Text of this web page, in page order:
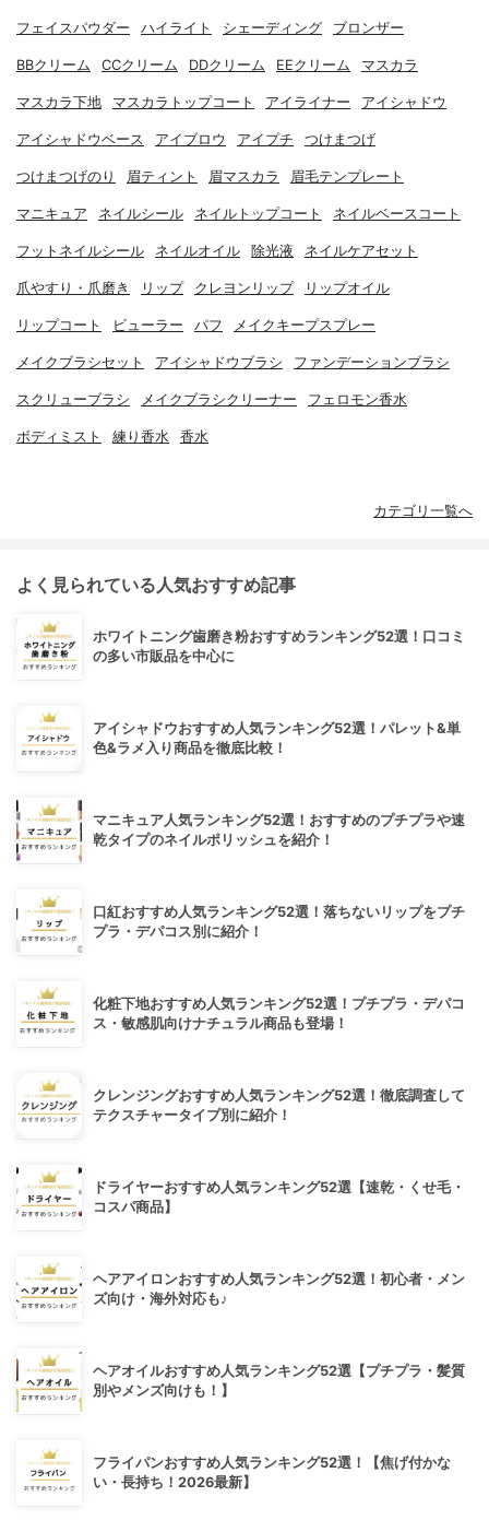
フェイスパウダー ハイライト シェーディング ブロンザー
BBクリーム CCクリーム DDクリーム EEクリーム マスカラ
マスカラ下地 マスカラトップコート アイライナー アイシャドウ
アイシャドウベース アイブロウ アイプチ つけまつげ
つけまつげのり 眉ティント 眉マスカラ 眉毛テンプレート
マニキュア ネイルシール ネイルトップコート ネイルベースコート
フットネイルシール ネイルオイル 除光液 ネイルケアセット
爪やすり・爪磨き リップ クレヨンリップ リップオイル
リップコート ビューラー パフ メイクキープスプレー
メイクブラシセット アイシャドウブラシ ファンデーションブラシ
スクリューブラシ メイクブラシクリーナー フェロモン香水
ボディミスト 練り香水 香水
カテゴリ一覧へ
よく見られている人気おすすめ記事
ホワイトニング歯磨き粉おすすめランキング52選！口コミ
の多い市販品を中心に
アイシャドウおすすめ人気ランキング52選！パレット&単
色&ラメ入り商品を徹底比較！
マニキュア人気ランキング52選！おすすめのプチプラや速
乾タイプのネイルポリッシュを紹介！
口紅おすすめ人気ランキング52選！落ちないリップをプチ
プラ・デパコス別に紹介！
化粧下地おすすめ人気ランキング52選！プチプラ・デパコ
ス・敏感肌向けナチュラル商品も登場！
クレンジングおすすめ人気ランキング52選！徹底調査して
テクスチャータイプ別に紹介！
ドライヤーおすすめ人気ランキング52選【速乾・くせ毛・
コスパ商品】
ヘアアイロンおすすめ人気ランキング52選！初心者・メン
ズ向け・海外対応も♪
ヘアオイルおすすめ人気ランキング52選【プチプラ・髪質
別やメンズ向けも！】
フライパンおすすめ人気ランキング52選！【焦げ付かな
い・長持ち！2026最新】